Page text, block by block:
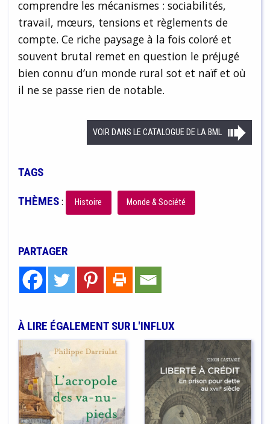
comprendre les mécanismes : sociabilités,
travail, mœurs, tensions et règlements de
compte. Ce riche paysage à la fois coloré et
souvent brutal remet en question le préjugé
bien connu d’un monde rural sot et naïf et où
il ne se passe rien de notable.
VOIR DANS LE CATALOGUE DE LA BML
TAGS
THÈMES: Histoire Monde & Société
PARTAGER
À LIRE ÉGALEMENT SUR L'INFLUX